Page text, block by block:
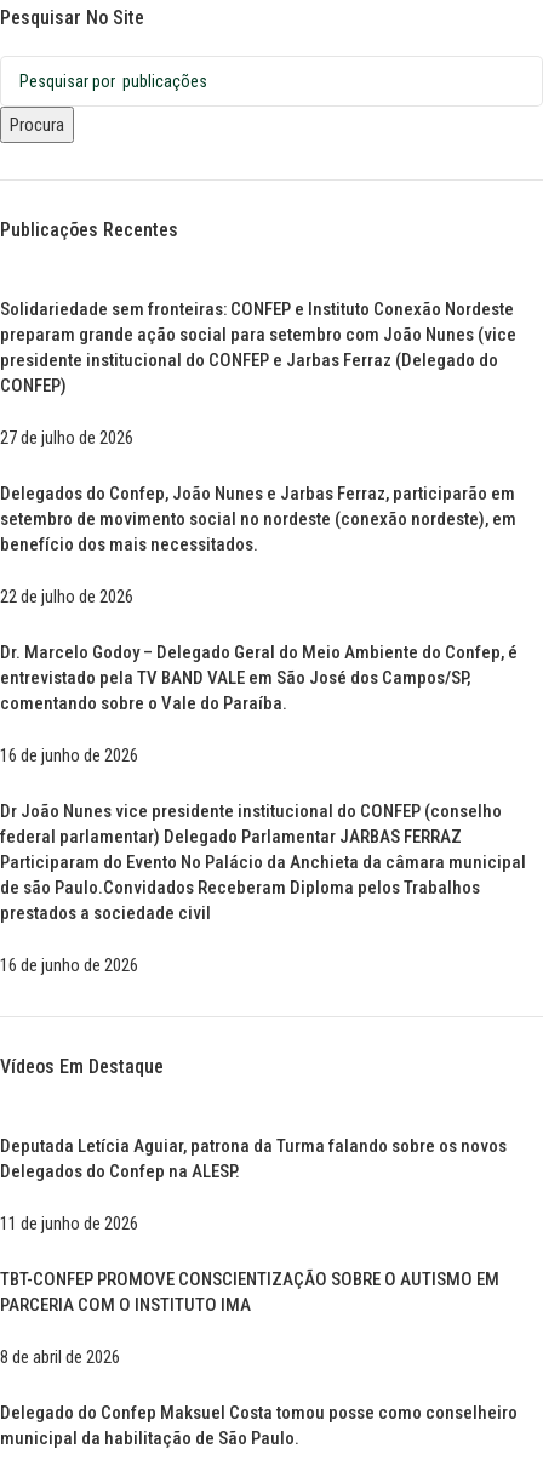
Pesquisar No Site
Procura
Publicações Recentes
Solidariedade sem fronteiras: CONFEP e Instituto Conexão Nordeste
preparam grande ação social para setembro com João Nunes (vice
presidente institucional do CONFEP e Jarbas Ferraz (Delegado do
CONFEP)
27 de julho de 2026
Delegados do Confep, João Nunes e Jarbas Ferraz, participarão em
setembro de movimento social no nordeste (conexão nordeste), em
benefício dos mais necessitados.
22 de julho de 2026
Dr. Marcelo Godoy – Delegado Geral do Meio Ambiente do Confep, é
entrevistado pela TV BAND VALE em São José dos Campos/SP,
comentando sobre o Vale do Paraíba.
16 de junho de 2026
Dr João Nunes vice presidente institucional do CONFEP (conselho
federal parlamentar) Delegado Parlamentar JARBAS FERRAZ
Participaram do Evento No Palácio da Anchieta da câmara municipal
de são Paulo.Convidados Receberam Diploma pelos Trabalhos
prestados a sociedade civil
16 de junho de 2026
Vídeos Em Destaque
Deputada Letícia Aguiar, patrona da Turma falando sobre os novos
Delegados do Confep na ALESP.
11 de junho de 2026
TBT-CONFEP PROMOVE CONSCIENTIZAÇÃO SOBRE O AUTISMO EM
PARCERIA COM O INSTITUTO IMA
8 de abril de 2026
Delegado do Confep Maksuel Costa tomou posse como conselheiro
municipal da habilitação de São Paulo.